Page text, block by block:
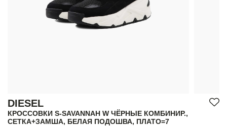
DIESEL
КРОССОВКИ S-SAVANNAH W ЧЁРНЫЕ КОМБИНИР.,
СЕТКА+ЗАМША, БЕЛАЯ ПОДОШВА, ПЛАТО=7